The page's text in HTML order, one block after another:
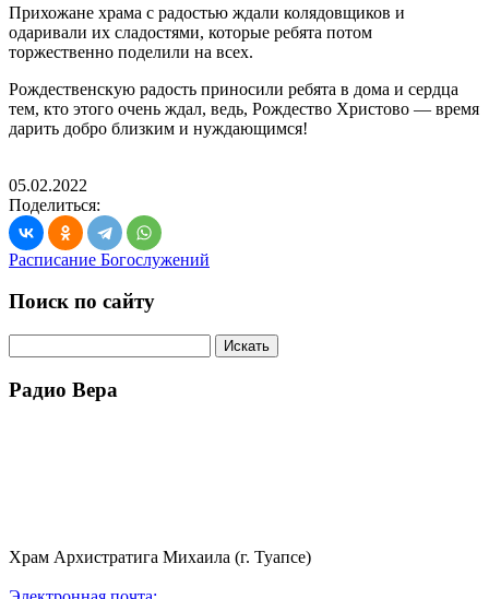
Прихожане храма с радостью ждали колядовщиков и
одаривали их сладостями, которые ребята потом
торжественно поделили на всех.
Рождественскую радость приносили ребята в дома и сердца
тем, кто этого очень ждал, ведь, Рождество Христово — время
дарить добро близким и нуждающимся!
05.02.2022
Поделиться:
Расписание Богослужений
Поиск по сайту
Радио Вера
Храм Архистратига Михаила (г. Туапсе)